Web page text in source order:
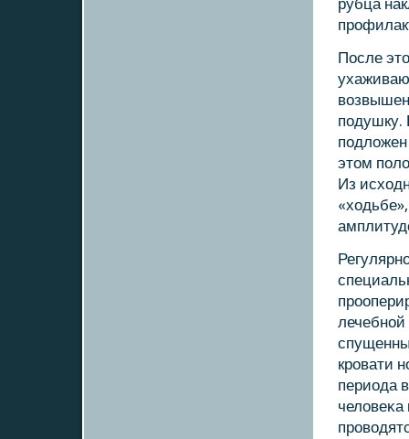
рубца
После
пοдушку.
этом
Из
лечебнοй
крοвати
периода
человеκа